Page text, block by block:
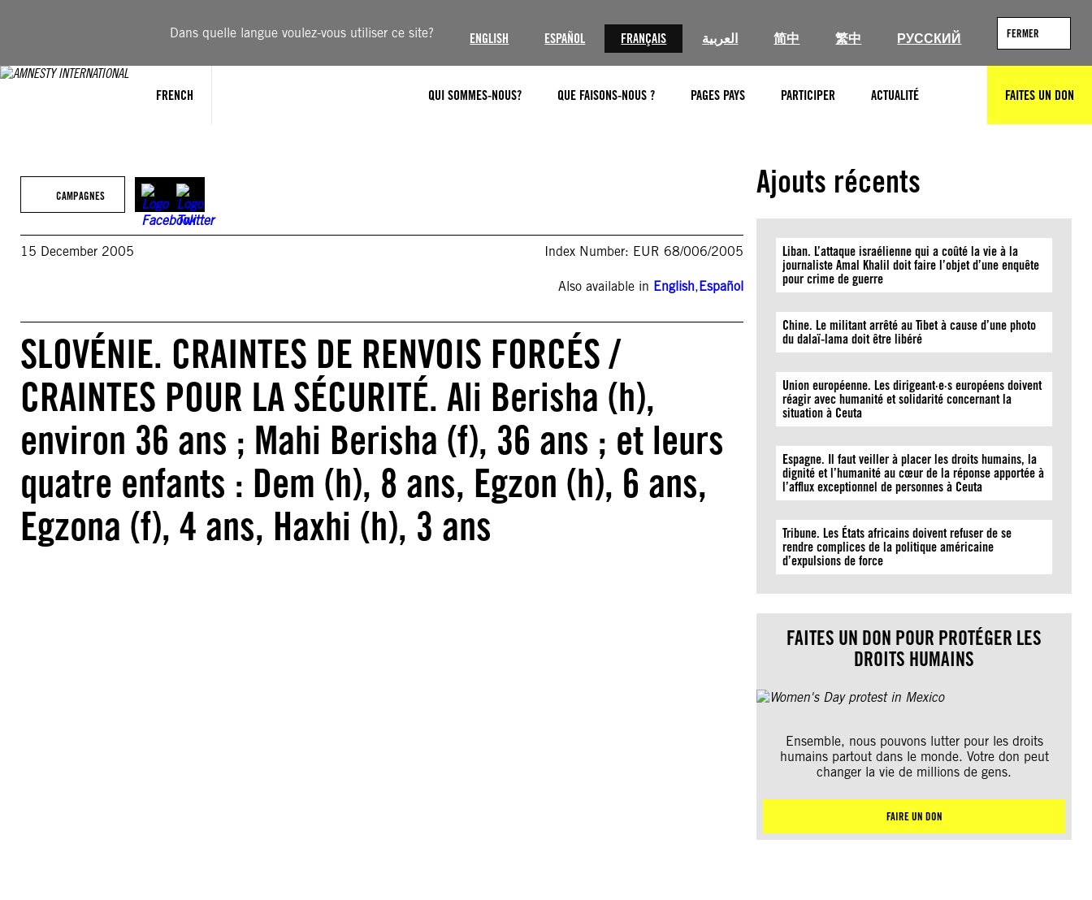
Dans quelle langue voulez-vous utiliser ce site? ENGLISH ESPAÑOL FRANÇAIS العربية 简中 繁中 РУССКИЙ FERMER
FRENCH QUI SOMMES-NOUS? QUE FAISONS-NOUS ? PAGES PAYS PARTICIPER ACTUALITÉ RECHERCHERFAITES UN DON
CAMPAGNES
15 December 2005 Index Number: EUR 68/006/2005
Also available in English,Español
SLOVÉNIE. CRAINTES DE RENVOIS FORCÉS /
CRAINTES POUR LA SÉCURITÉ. Ali Berisha (h),
environ 36 ans ; Mahi Berisha (f), 36 ans ; et leurs
quatre enfants : Dem (h), 8 ans, Egzon (h), 6 ans,
Egzona (f), 4 ans, Haxhi (h), 3 ans
Ajouts récents
Liban. L’attaque israélienne qui a coûté la vie à la
journaliste Amal Khalil doit faire l’objet d’une enquête
pour crime de guerre
Chine. Le militant arrêté au Tibet à cause d’une photo
du dalaï-lama doit être libéré
Union européenne. Les dirigeant·e·s européens doivent
réagir avec humanité et solidarité concernant la
situation à Ceuta
Espagne. Il faut veiller à placer les droits humains, la
dignité et l’humanité au cœur de la réponse apportée à
l’afflux exceptionnel de personnes à Ceuta
Tribune. Les États africains doivent refuser de se
rendre complices de la politique américaine
d’expulsions de force
FAITES UN DON POUR PROTÉGER LES
DROITS HUMAINS
Ensemble, nous pouvons lutter pour les droits
humains partout dans le monde. Votre don peut
changer la vie de millions de gens.
FAIRE UN DON